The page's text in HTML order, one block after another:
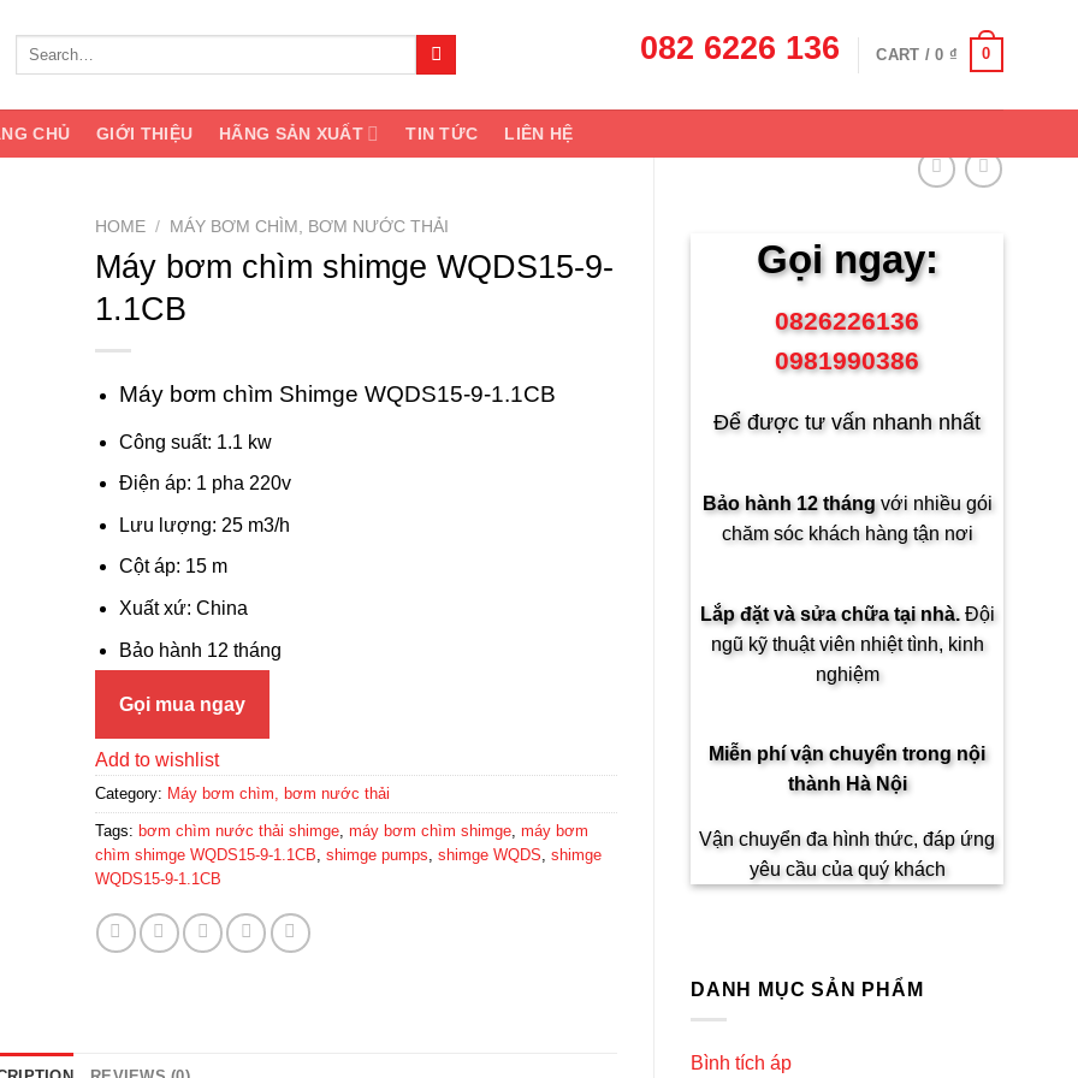
Search
082 6226 136 CART /0 ₫ 0
CHỦ GIỚI THIỆU HÃNG SẢN XUẤT TIN TỨC LIÊN HỆ
Gọi ngay:
0826226136
0981990386
Để được tư vấn nhanh nhất
Bảo hành 12 thángvới nhiều gói
chăm sóc khách hàng tận nơi
Lắp đặt và sửa chữa tại nhà. Đội
ngũ kỹ thuật viên nhiệt tình, kinh
nghiệm
Miễn phí vận chuyển trongnội
thành Hà Nội
Vận chuyển đa hình thức, đáp ứng
yêu cầu của quý khách
DANH MỤC SẢN PHẨM
Bình tích áp
HOME / MÁY BƠM CHÌM, BƠM NƯỚC THẢI
Máy bơm chìm shimge WQDS15-9-
1.1CB
Máy bơm chìm Shimge WQDS15-9-1.1CB
Công suất: 1.1 kw
Điện áp: 1 pha 220v
Lưu lượng: 25 m3/h
Cột áp: 15 m
Xuất xứ: China
Bảo hành 12 tháng
Gọi mua ngay
Add to wishlist
Category: Máy bơm chìm, bơm nước thải
Tags: bơm chìm nước thải shimge, máy bơm chìm shimge, máy bơm
chìm shimge WQDS15-9-1.1CB, shimge pumps, shimge WQDS, shimge
WQDS15-9-1.1CB